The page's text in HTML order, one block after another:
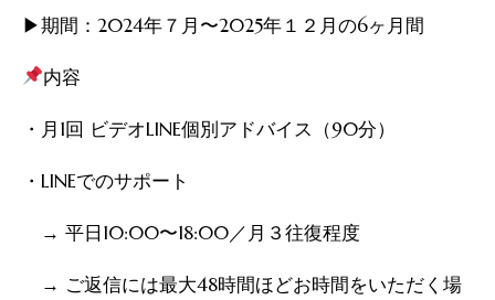
▶︎期間：2024年７月〜2025年１２月の6ヶ月間
内容
・月1回 ビデオLINE個別アドバイス（90分）
・LINEでのサポート
→ 平日10:00〜18:00／月３往復程度
→ ご返信には最大48時間ほどお時間をいただく場